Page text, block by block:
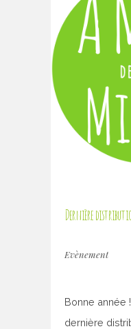
Dernière
Evènement
Bonne année
dernière